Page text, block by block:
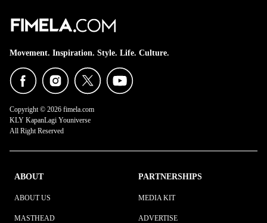
Movement. Inspiration. Style. Life. Culture.
Copyright © 2026 fimela.com
KLY KapanLagi Youniverse
All Right Reserved
ABOUT
ABOUT US
MASTHEAD
PARTNERSHIPS
MEDIA KIT
ADVERTISE